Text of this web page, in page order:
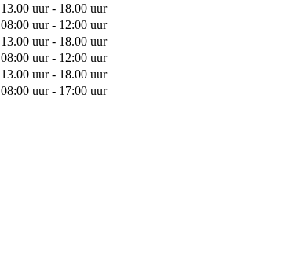
13.00 uur - 18.00 uur
08:00 uur - 12:00 uur
13.00 uur - 18.00 uur
08:00 uur - 12:00 uur
13.00 uur - 18.00 uur
08:00 uur - 17:00 uur